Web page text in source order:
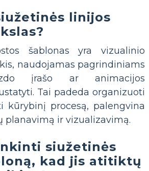
linijos
šablonas yra vizualinio
naudojamas pagrindiniams
įrašo ar animacijos
Tai padeda organizuoti
kūrybinį procesą, palengvina
planavimą ir vizualizavimą.
siužetinės
kad jis atitiktų